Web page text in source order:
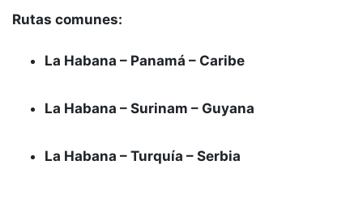
Rutas comunes:
La Habana – Panamá – Caribe
La Habana – Surinam – Guyana
La Habana – Turquía – Serbia